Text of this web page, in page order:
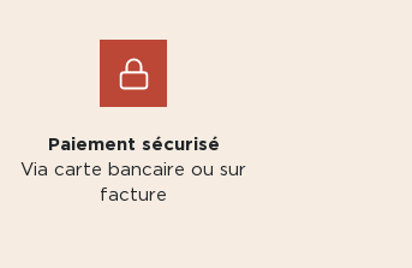
Paiement sécurisé
Via carte bancaire ou sur
facture